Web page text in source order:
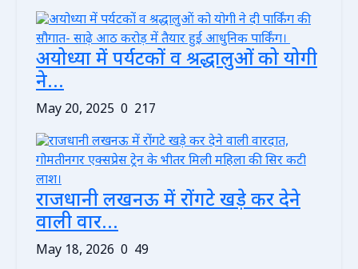
अयोध्या में पर्यटकों व श्रद्धालुओं को योगी
ने...
May 20, 2025 0 217
राजधानी लखनऊ में रोंगटे खड़े कर देने
वाली वार...
May 18, 2026 0 49